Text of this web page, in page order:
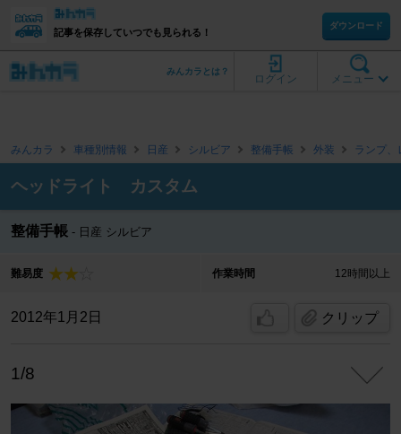
記事を保存していつでも見られる！
ダウンロード
メニュー
ログイン
みんカラとは？
みんカラ 車種別情報 日産 シルビア 整備手帳 外装 ランプ、
ヘッドライト カスタム
整備手帳 日産 シルビア
難易度 作業時間 12時間以上
2012年1月2日 クリップ
1/8